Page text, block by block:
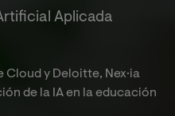
Aplicada
y Deloitte, Nex·ia
de la IA en la educación